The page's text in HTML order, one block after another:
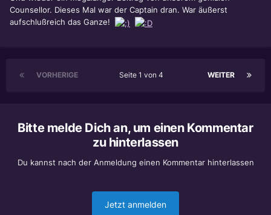
Counsellor. Dieses Mal war der Captain dran. War äußerst
aufschlußreich das Ganze!
VORHERIGE WEITER
Seite 1 von 4
Bitte melde Dich an, um einen Kommentar
zu hinterlassen
Du kannst nach der Anmeldung einen Kommentar hinterlassen
Jetzt anmelden